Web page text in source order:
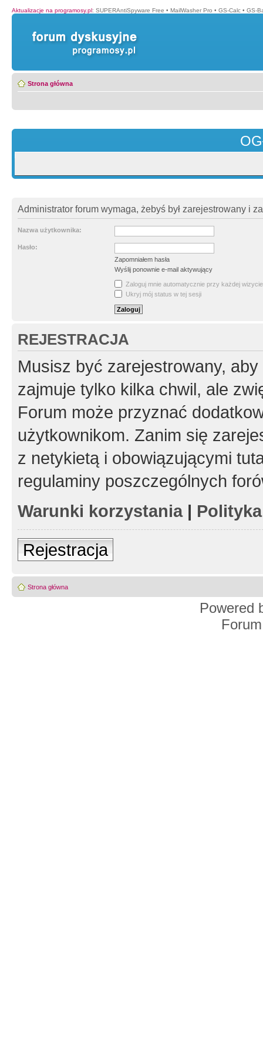
Aktualizacje na programosy.pl: SUPERAntiSpyware Free • MailWasher Pro • GS-Calc • GS-
Strona główna
Administrator forum wymaga, żebyś był zarejestrowany i
Nazwa użytkownika:
Hasło:
Zapomniałem hasła
Wyślij ponownie e-mail aktywujący
Zaloguj mnie automatycznie przy każdej wizycie
Ukryj mój status w tej sesji
REJESTRACJA
Musisz być zarejestrowany,
zajmuje tylko kilka chwil, ale
Forum może przyznać
użytkownikom. Zanim się
z netykietą i obowiązującymi
regulaminy poszczególnych
Warunki korzystania|
Rejestracja
Strona główna
Powered